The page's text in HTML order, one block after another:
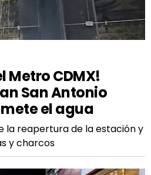
Metro CDMX!
San Antonio
el agua
la reapertura de la estación y
y charcos